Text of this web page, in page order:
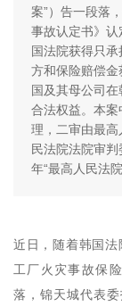
案”）告一段落
事故认定书》
国法院获得只
方和保险赔偿
国及其母公司
合法权益。本
理，二审由最高
民法院法院审
年“最高人民法
近日，随着韩国法
工厂火灾事故保
落，锦天城代表